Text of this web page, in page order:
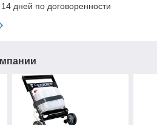
дней по договоренности